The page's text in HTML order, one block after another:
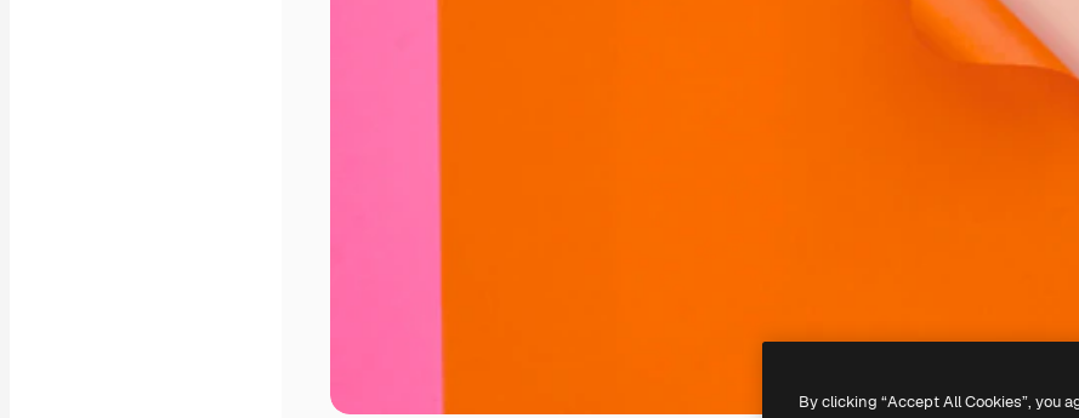
By clicking “Accept All Cookies”, you